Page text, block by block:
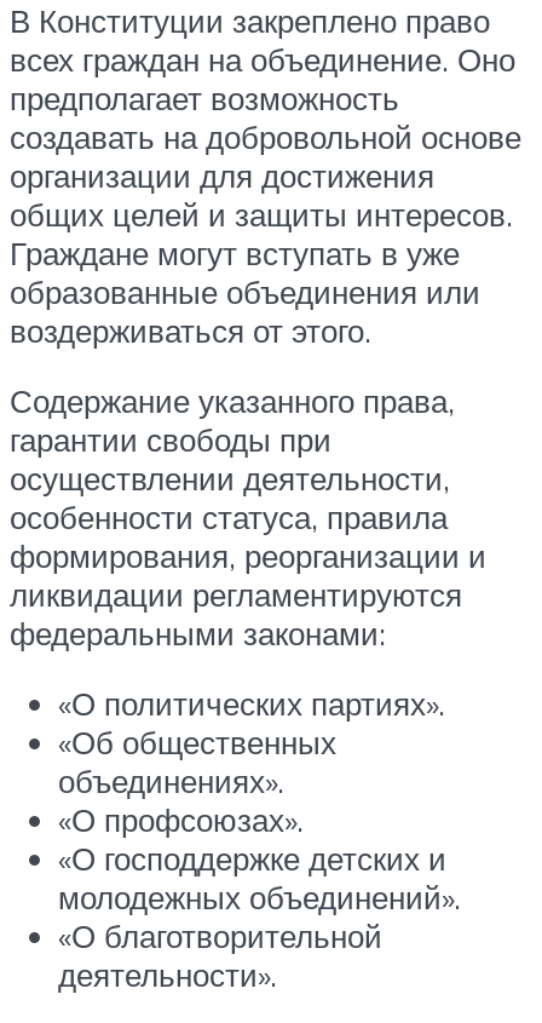
В Конституции закреплено право
всех граждан на объединение. Оно
предполагает возможность
создавать на добровольной основе
организации для достижения
общих целей и защиты интересов.
Граждане могут вступать в уже
образованные объединения или
воздерживаться от этого.
Содержание указанного права,
гарантии свободы при
осуществлении деятельности,
особенности статуса, правила
формирования, реорганизации и
ликвидации регламентируются
федеральными законами:
«О политических партиях».
«Об общественных
объединениях».
«О профсоюзах».
«О господдержке детских и
молодежных объединений».
«О благотворительной
деятельности».